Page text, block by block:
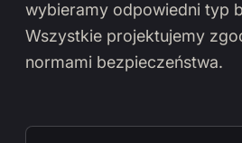
wybieramy odpowiedni typ
Wszystkie projektujemy
normami bezpieczeństwa.